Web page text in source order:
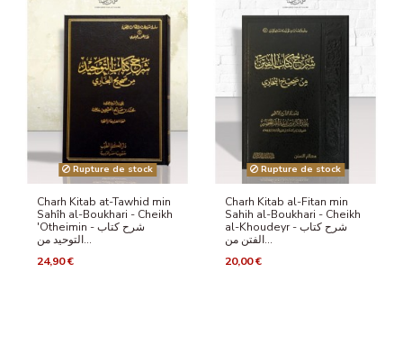
Rupture de stock
Charh Kitab at-Tawhid min
Sahîh al-Boukhari - Cheikh
'Otheimin - شرح كتاب
التوحيد من...
24,90 €
Rupture de stock
Charh Kitab al-Fitan min
Sahih al-Boukhari - Cheikh
al-Khoudeyr - شرح كتاب
الفتن من...
20,00 €